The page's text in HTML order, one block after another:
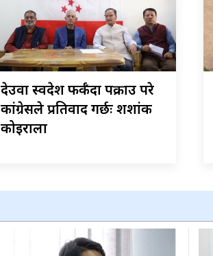
देउवा स्वदेश फर्कँदा पक्राउ परे
कांग्रेसले प्रतिवाद गर्छः शशांक
कोइराला